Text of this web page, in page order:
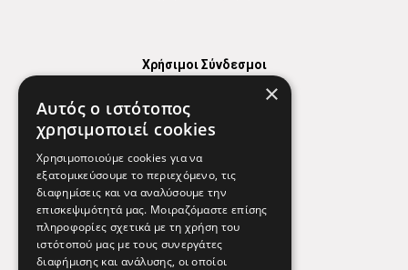
Χρήσιμοι Σύνδεσμοι
Χρήσιμα Τηλέφωνα
Εφημερεύοντα Φαρμακεία
Απόρρητο
Όροι Χρήσης
×
Αυτός ο ιστότοπος
χρησιμοποιεί cookies
Χρησιμοποιούμε cookies για να
εξατομικεύσουμε το περιεχόμενο, τις
διαφημίσεις και να αναλύσουμε την
επισκεψιμότητά μας. Μοιραζόμαστε επίσης
πληροφορίες σχετικά με τη χρήση του
ιστότοπού μας με τους συνεργάτες
διαφήμισης και ανάλυσης, οι οποίοι